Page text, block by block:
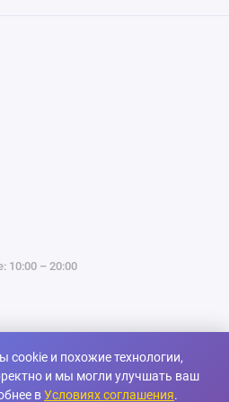
радиоуправлении
координации, логического
подхода к решению задач.
10:00 – 20:00
и похожие технологии,
и мы могли улучшать ваш
вУсловиях соглашения.